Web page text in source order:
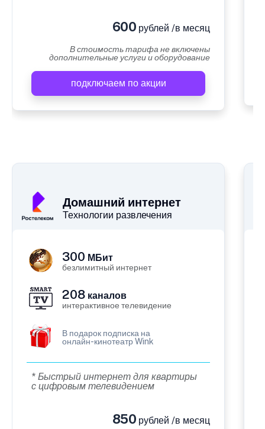
600 рублей /в месяц
В стоимость тарифа не включены
дополнительные услуги и оборудование
подключаем по акции
Домашний интернет
Технологии развлечения
300 МБит
безлимитный интернет
208 каналов
интерактивное телевидение
В подарок подписка на
онлайн-кинотеатр Wink
* Быстрый интернет для квартиры
с цифровым телевидением
850 рублей /в месяц